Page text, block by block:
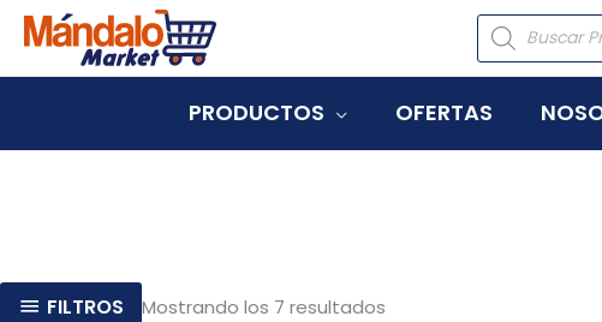
contenido
Búsqueda
de
productos
PRODUCTOS OFERTAS
FILTROS Mostrando los 7 resultadospor